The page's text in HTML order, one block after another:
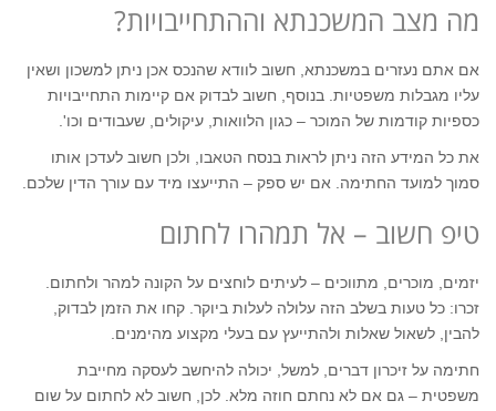
מה מצב המשכנתא וההתחייבויות?
אם אתם נעזרים במשכנתא, חשוב לוודא שהנכס אכן ניתן למשכון ושאין
עליו מגבלות משפטיות. בנוסף, חשוב לבדוק אם קיימות התחייבויות
כספיות קודמות של המוכר – כגון הלוואות, עיקולים, שעבודים וכו'.
את כל המידע הזה ניתן לראות בנסח הטאבו, ולכן חשוב לעדכן אותו
סמוך למועד החתימה. אם יש ספק – התייעצו מיד עם עורך הדין שלכם.
טיפ חשוב – אל תמהרו לחתום
יזמים, מוכרים, מתווכים – לעיתים לוחצים על הקונה למהר ולחתום.
זכרו: כל טעות בשלב הזה עלולה לעלות ביוקר. קחו את הזמן לבדוק,
להבין, לשאול שאלות ולהתייעץ עם בעלי מקצוע מהימנים.
חתימה על זיכרון דברים, למשל, יכולה להיחשב לעסקה מחייבת
משפטית – גם אם לא נחתם חוזה מלא. לכן, חשוב לא לחתום על שום